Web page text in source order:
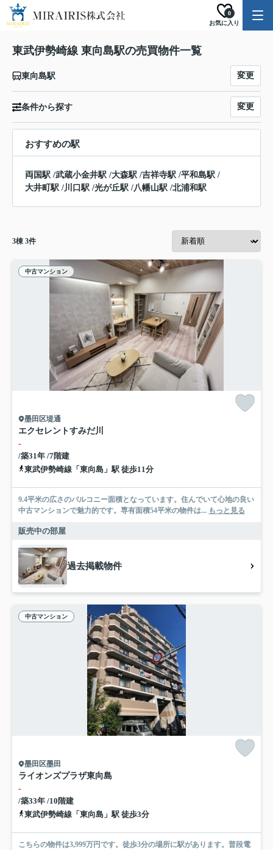
お気に入り
0
東武伊勢崎線 東向島駅の売買物件一覧
東向島駅 変更
条件から探す 変更
おすすめの駅
両国駅 /武蔵小金井駅 /大森駅 /吉祥寺駅 /平和島駅 /
大井町駅 /川口駅 /光が丘駅 /八幡山駅 /北浦和駅
3棟 3件
中古マンション
墨田区堤通
エクセレントすみだ川
-
/築31年 /7階建
東武伊勢崎線「東向島」駅 徒歩11分
9.4平米の広さのバルコニー面積となっています。住んでいて心地の良い
中古マンションで魅力的です。専有面積54平米の物件は... もっと見る
販売中の部屋
過去掲載物件
中古マンション
墨田区墨田
ライオンズプラザ東向島
-
/築33年 /10階建
東武伊勢崎線「東向島」駅 徒歩3分
こちらの物件は3,999万円です。徒歩3分の場所に駅があります。普段電